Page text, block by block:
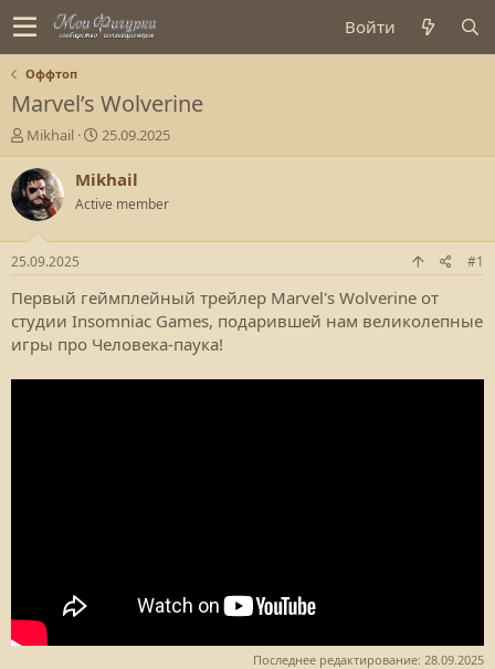
Войти
Оффтоп
Marvel’s Wolverine
А
в
т
о
р
е
м
ы
Mikhail
Д
а
т
с
д
а
и
я
25.09.2025
Mikhail
Active member
25.09.2025 #1
Первый геймплейный трейлер Marvel's Wolverine от
студии Insomniac Games, подарившей нам великолепные
игры про Человека-паука!
Последнее редактирование: 28.09.2025